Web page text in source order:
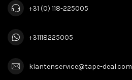
+31 (0) 118-225005
+31118225005
klantenservice@tape-deal.com